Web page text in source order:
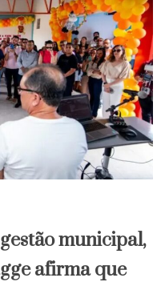
municipal,
afirma que